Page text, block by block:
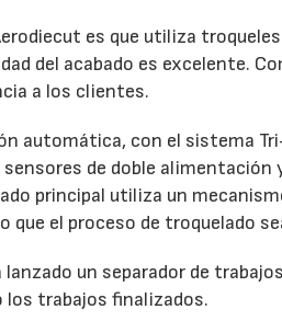
es que utiliza
del acabado es excelente.
a los clientes.
automática, con el sistema
de doble
principal utiliza un
que el proceso de troquelado
un separador de
los trabajos finalizados.